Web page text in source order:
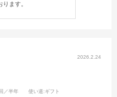
ます。
2026.2.24
／半年 使い道:ギフト